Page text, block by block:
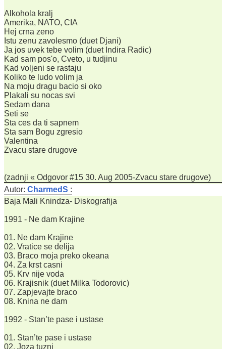
Alkohola kralj
Amerika, NATO, CIA
Hej crna zeno
Istu zenu zavolesmo (duet Djani)
Ja jos uvek tebe volim (duet Indira Radic)
Kad sam pos'o, Cveto, u tudjinu
Kad voljeni se rastaju
Koliko te ludo volim ja
Na moju dragu bacio si oko
Plakali su nocas svi
Sedam dana
Seti se
Sta ces da ti sapnem
Sta sam Bogu zgresio
Valentina
Zvacu stare drugove
(zadnji « Odgovor #15 30. Aug 2005-Zvacu stare drugove)
Autor: CharmedS :
Baja Mali Knindza- Diskografija
1991 - Ne dam Krajine
01. Ne dam Krajine
02. Vratice se delija
03. Braco moja preko okeana
04. Za krst casni
05. Krv nije voda
06. Krajisnik (duet Milka Todorovic)
07. Zapjevajte braco
08. Knina ne dam
1992 - Stan’te pase i ustase
01. Stan’te pase i ustase
02. Joza tuzni